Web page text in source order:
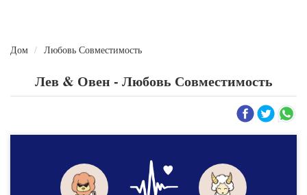
Дом Любовь Совместимость
Лев & Овен - Любовь Совместимость